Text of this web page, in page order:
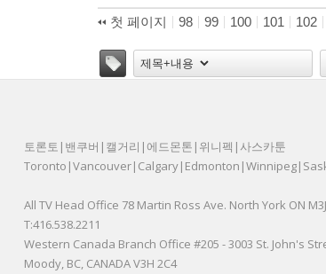
첫 페이지 98 99 100 101 102
토론토|밴쿠버|캘거리|에드몬톤|위니펙|사스카툰
All TV Head Office 78 Martin Ross Ave. North York ON
T:416.538.2211
Western Canada Branch Office #205 - 3003 St. John's
Moody, BC, CANADA V3H 2C4